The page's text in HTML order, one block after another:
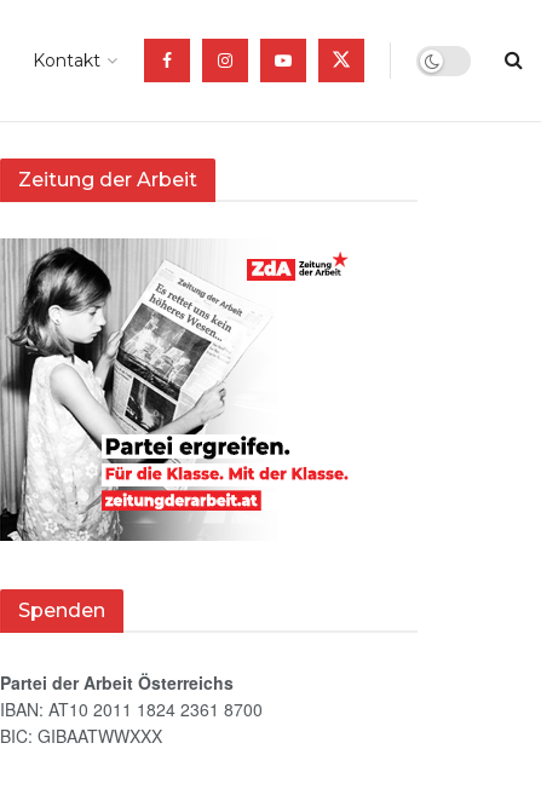
Kontakt
Zeitung der Arbeit
Spenden
Partei der Arbeit Österreichs
IBAN: AT10 2011 1824 2361 8700
BIC: GIBAATWWXXX